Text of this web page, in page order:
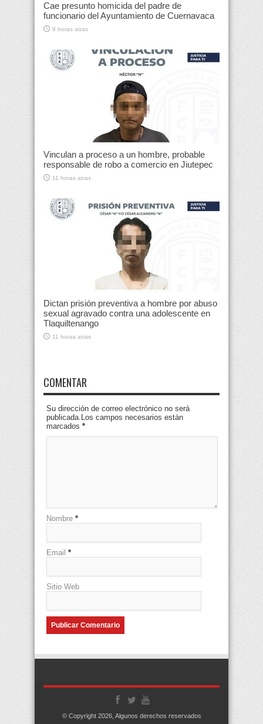
Cae presunto homicida del padre de
funcionario del Ayuntamiento de Cuernavaca
8 horas atras
Vinculan a proceso a un hombre, probable
responsable de robo a comercio en Jiutepec
11 horas atras
Dictan prisión preventiva a hombre por abuso
sexual agravado contra una adolescente en
Tlaquiltenango
11 horas atras
COMENTAR
Su dirección de correo electrónico no será
publicada.Los campos necesarios están
marcados *
Nombre *
Email *
Sitio Web
© Copyright 2026, Algunos derechos reservados